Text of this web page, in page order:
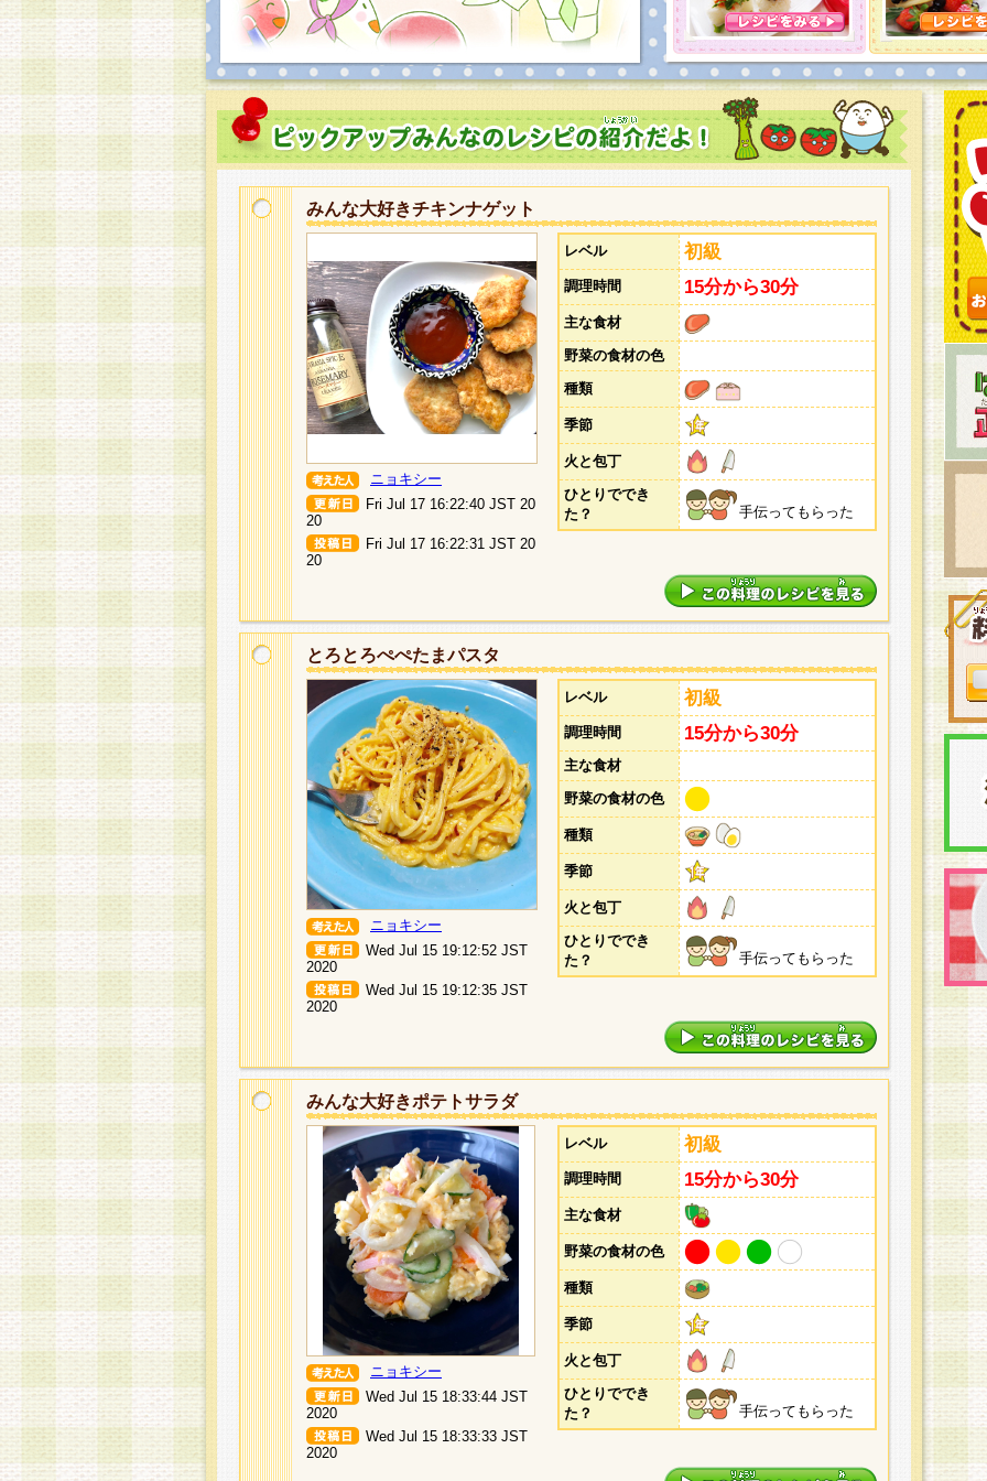
みんな大好きチキンナゲット
ニョキシー
Fri Jul 17 16:22:40 JST 20
20
Fri Jul 17 16:22:31 JST 20
20
レベル 初級
調理時間 15分から30分
主な食材
野菜の食材の色
種類
季節
火と包丁
ひとりででき
た？
手伝ってもらった
とろとろぺぺたまパスタ
ニョキシー
Wed Jul 15 19:12:52 JST
2020
Wed Jul 15 19:12:35 JST
2020
レベル 初級
調理時間 15分から30分
主な食材
野菜の食材の色
種類
季節
火と包丁
ひとりででき
た？
手伝ってもらった
みんな大好きポテトサラダ
ニョキシー
Wed Jul 15 18:33:44 JST
2020
Wed Jul 15 18:33:33 JST
2020
レベル 初級
調理時間 15分から30分
主な食材
野菜の食材の色
種類
季節
火と包丁
ひとりででき
た？
手伝ってもらった